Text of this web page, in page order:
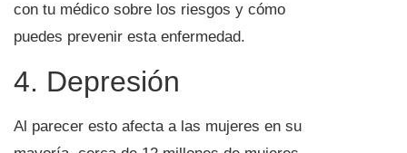
con tu médico sobre los riesgos y cómo
puedes prevenir esta enfermedad.
4. Depresión
Al parecer esto afecta a las mujeres en su